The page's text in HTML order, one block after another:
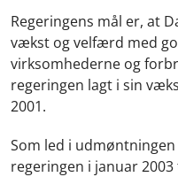
Regeringens mål er, at
vækst og velfærd med
virksomhederne og
regeringen lagt i sin
2001.
Som led i
regeringen i januar